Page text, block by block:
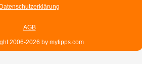
Datenschutzerklärung
AGB
2006-2026 by mytipps.com